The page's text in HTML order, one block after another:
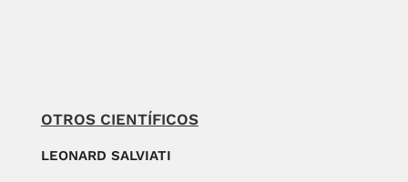
OTROS CIENTÍFICOS
LEONARD SALVIATI